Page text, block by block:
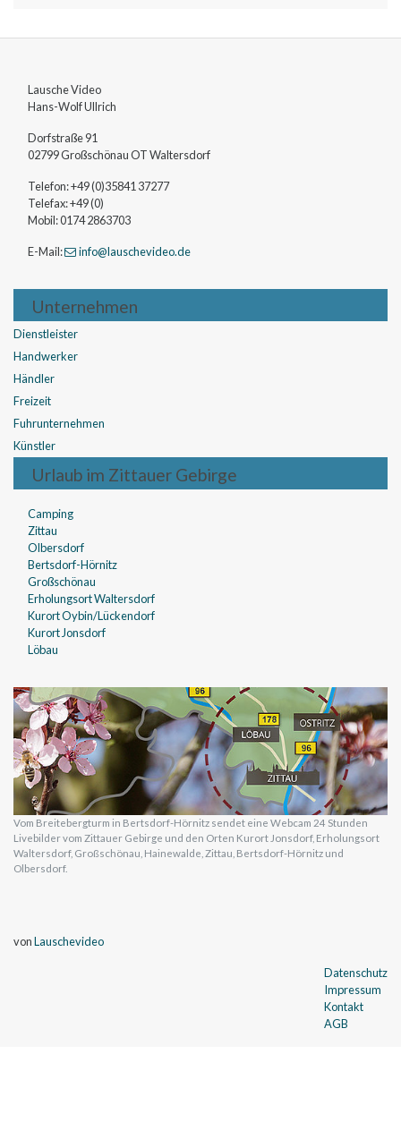
Lausche Video
Hans-WolfUllrich
Dorfstraße 91
02799Großschönau OT Waltersdorf
Telefon:+49 (0)35841 37277
Telefax:+49 (0)
Mobil:0174 2863703
E-Mail: info@lauschevideo.de
Unternehmen
Dienstleister
Handwerker
Händler
Freizeit
Fuhrunternehmen
Künstler
Urlaub im Zittauer Gebirge
Camping
Zittau
Olbersdorf
Bertsdorf-Hörnitz
Großschönau
Erholungsort Waltersdorf
Kurort Oybin/Lückendorf
Kurort Jonsdorf
Löbau
Vom Breitebergturm in Bertsdorf-Hörnitz sendet eine Webcam 24 Stunden
Livebilder vom Zittauer Gebirge und den Orten Kurort Jonsdorf, Erholungsort
Waltersdorf, Großschönau, Hainewalde, Zittau, Bertsdorf-Hörnitz und
Olbersdorf.
vonLauschevideo
Datenschutz
Impressum
Kontakt
AGB